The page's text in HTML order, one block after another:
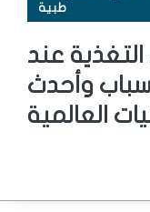
طبية
عند
وأحدث
العالمية